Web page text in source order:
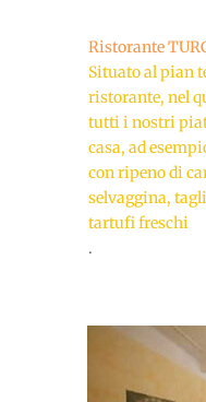
Ristorante
Situato al pian
ristorante, nel
tutti i nostri
casa, ad
con ripeno di
selvaggina,
tartufi freschi
.